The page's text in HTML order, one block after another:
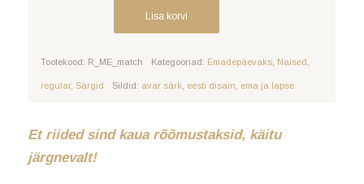
Lisa korvi
Tootekood: R_ME_match Kategooriad: Emadepäevaks, Naised
regular, Särgid Sildid: avar särk, eesti disain ema ja lapse
Et riided sind kaua rõõmustaksid, käitu
järgnevalt!